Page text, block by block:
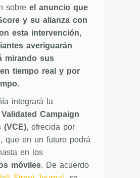
sobre el anuncio que
y su alianza con
esta intervención,
averiguarán
mirando sus
tiempo real y por
integrará la
Validated Campaign
(VCE), ofrecida por
, que en un futuro podrá
en los
móviles. De acuerdo